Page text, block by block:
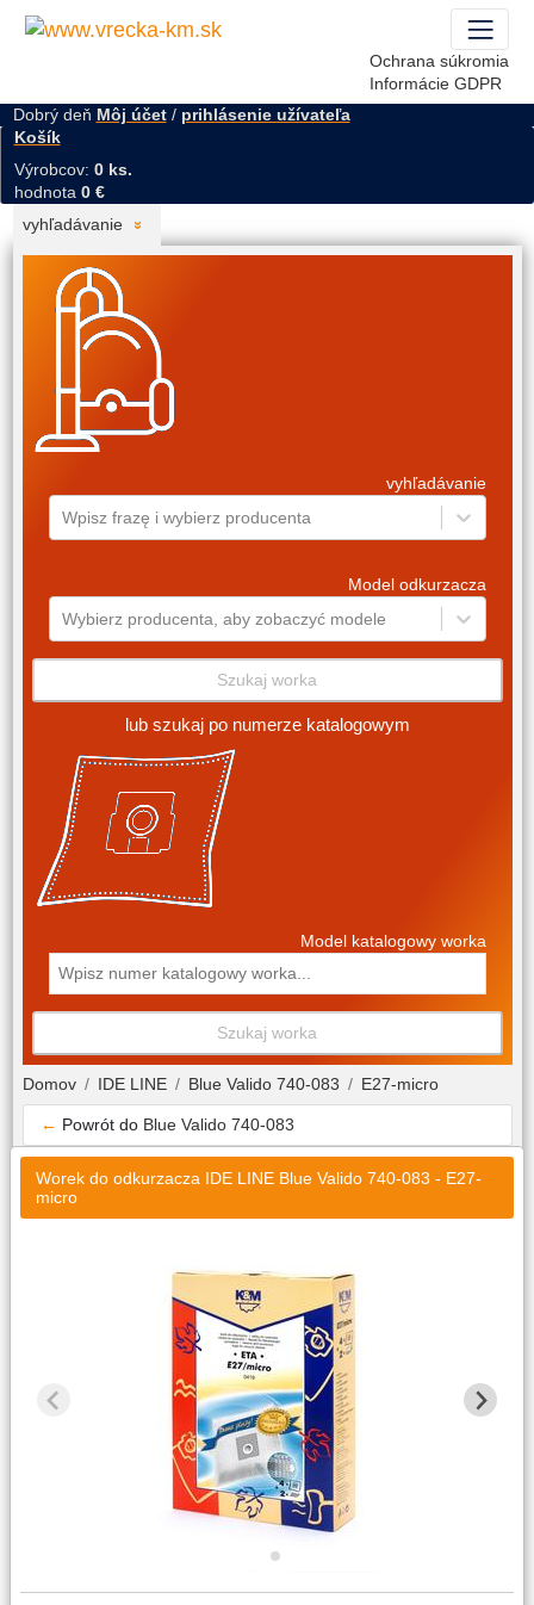
Ochrana súkromia
Informácie GDPR
Dobrý deň Môj účet/ prihlásenie užívateľa
Košík
Výrobcov: 0 ks.
hodnota 0 €
vyhľadávanie
vyhľadávanie
Wpisz frazę i wybierz producenta
Model odkurzacza
Wybierz producenta, aby zobaczyć modele
Szukaj worka
lub szukaj po numerze katalogowym
Model katalogowy worka
Szukaj worka
Domov IDE LINE Blue Valido 740-083 E27-micro
← Powrót do Blue Valido 740-083
Worek do odkurzacza IDE LINE Blue Valido 740-083 - E27-
micro